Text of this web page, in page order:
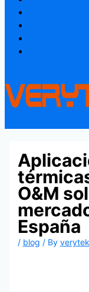
O&M
España
/ blog / By verytek